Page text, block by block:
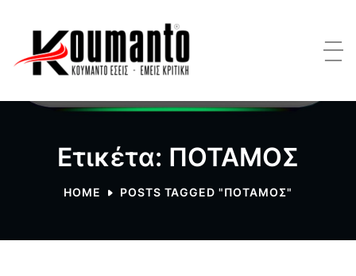
Ετικέτα: ΠΟΤΑΜΟΣ
HOME POSTS TAGGED "ΠΟΤΑΜΟΣ"